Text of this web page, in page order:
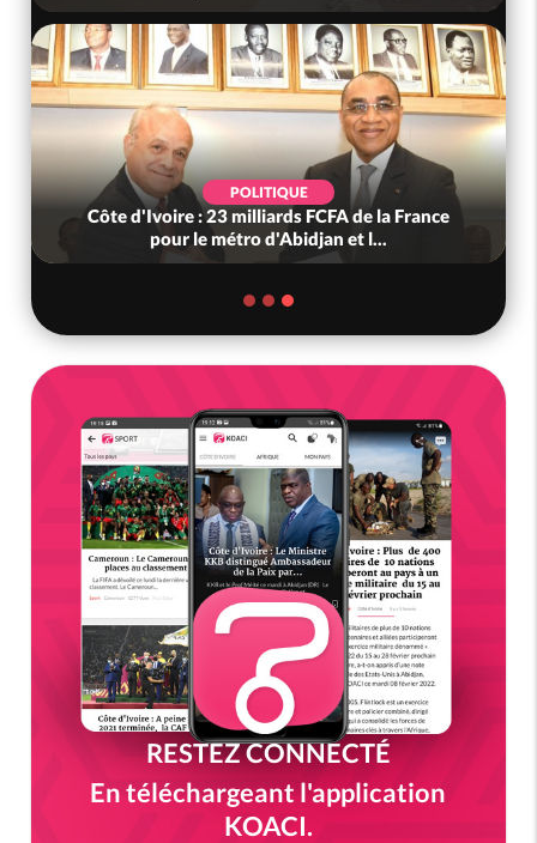
POLITIQUE
Côte d'Ivoire : 66è anniversaire de
l'indépendance, Alassane Ouattara prome...
RESTEZ CONNECTÉ
En téléchargeant l'application
KOACI.